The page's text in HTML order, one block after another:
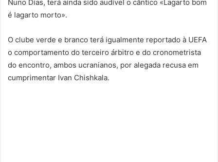
Nuno Dias, terá ainda sido audível o cântico «Lagarto bom
é lagarto morto».
O clube verde e branco terá igualmente reportado à UEFA
o comportamento do terceiro árbitro e do cronometrista
do encontro, ambos ucranianos, por alegada recusa em
cumprimentar Ivan Chishkala.